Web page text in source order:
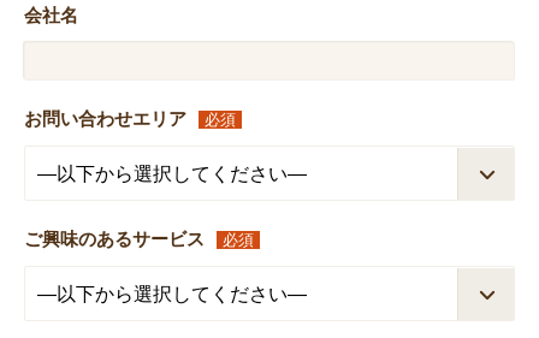
会社名
お問い合わせエリア 必須
ご興味のあるサービス 必須